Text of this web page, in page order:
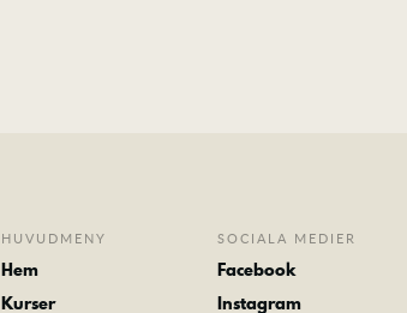
HUVUDMENY
Hem
Kurser
SOCIALA MEDIER
Facebook
Instagram